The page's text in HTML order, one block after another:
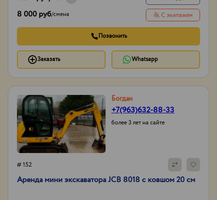
8 000 руб/смена С экипажем
Позвонить
Заказать Whatsapp
Богдан
+7(963)632-88-33
более 3 лет на сайте
# 152
Аренда мини экскаватора JCB 8018 с ковшом 20 см